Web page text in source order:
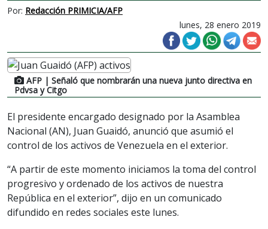
Por: Redacción PRIMICIA/AFP
lunes, 28 enero 2019
AFP | Señaló que nombrarán una nueva junto directiva en
Pdvsa y Citgo
El presidente encargado designado por la Asamblea
Nacional (AN), Juan Guaidó, anunció que asumió el
control de los activos de Venezuela en el exterior.
“A partir de este momento iniciamos la toma del control
progresivo y ordenado de los activos de nuestra
República en el exterior”, dijo en un comunicado
difundido en redes sociales este lunes.